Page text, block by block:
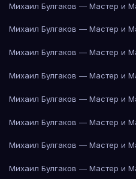
Михаил Булгаков — Мастер и
Михаил Булгаков — Мастер и
Михаил Булгаков — Мастер и
Михаил Булгаков — Мастер и
Михаил Булгаков — Мастер и
Михаил Булгаков — Мастер и
Михаил Булгаков — Мастер и
Михаил Булгаков — Мастер и